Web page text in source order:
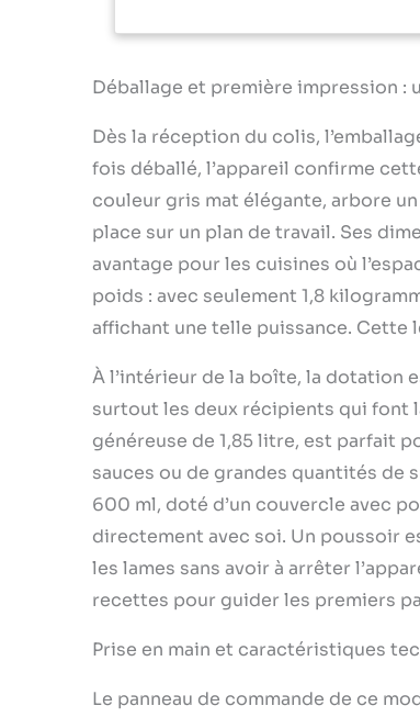
et
Déballage et première impression :
Dès la réception du colis,
fois déballé, l’appareil confirme
couleur gris mat élégante, arbore
place sur un plan de travail. Ses
avantage pour les cuisines où
poids : avec seulement 1,8
affichant une telle puissance. Cette
À l’intérieur de la boîte, la dotation
surtout les deux récipients qui font
généreuse de 1,85 litre, est parfait
sauces ou de grandes quantités de
600 ml, doté d’un couvercle avec
directement avec soi. Un poussoir
les lames sans avoir à arrêter
recettes pour guider les premiers
Prise en main et caractéristiques
Le panneau de commande de ce